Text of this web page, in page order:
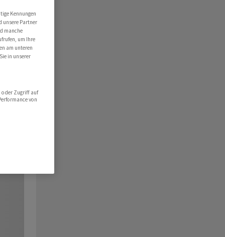
Kennungen
unsere Partner
manche
um Ihre
am unteren
in unserer
oder Zugriff auf
von